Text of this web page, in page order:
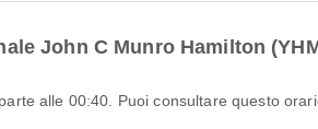
John C Munro Hamilton